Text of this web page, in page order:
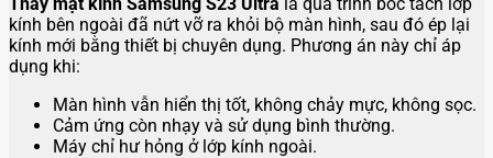
kính bên ngoài đã nứt vỡ ra khỏi bộ màn hình, sau đó ép lại
kính mới bằng thiết bị chuyên dụng. Phương án này chỉ áp
dụng khi:
Màn hình vẫn hiển thị tốt, không chảy mực, không sọc.
Cảm ứng còn nhạy và sử dụng bình thường.
Máy chỉ hư hỏng ở lớp kính ngoài.